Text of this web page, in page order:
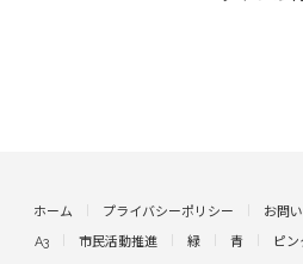
ホーム プライバシーポリシー お問
A3
市民活動推進 緑 青 ピン